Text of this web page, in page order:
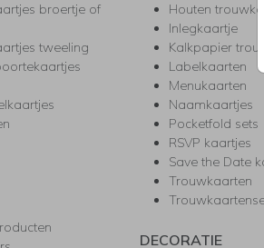
broertje of
tweeling
Houten
Inlegkaartje
Kalkpapier
Labelkaarten
Menukaarten
Naamkaartjes
Pocketfold sets
RSVP kaartjes
Save the Date
Trouwkaarten
DECORATIE